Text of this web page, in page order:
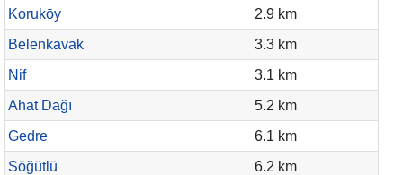
Korukōy
2.9 km
Belenkavak
3.3 km
Nif
3.1 km
Ahat Dağı
5.2 km
Gedre
6.1 km
Söğütlü
6.2 km